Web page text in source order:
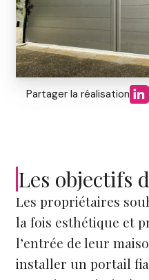
Partager la réalisation
Les objectifs
Les propriétaires
la fois esthétique et
l’entrée de leur
installer un portail